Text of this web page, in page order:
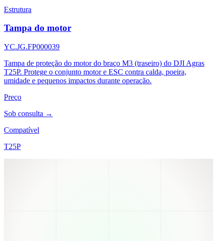
Estrutura
Tampa do motor
YC.JG.FP000039
Tampa de proteção do motor do braço M3 (traseiro) do DJI Agras
T25P. Protege o conjunto motor e ESC contra calda, poeira,
umidade e pequenos impactos durante operação.
Preço
Sob consulta →
Compatível
T25P